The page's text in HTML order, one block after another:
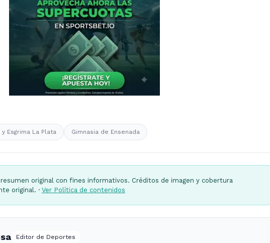
Esgrima La Plata Gimnasia de Ensenada
original con fines informativos. Créditos de imagen y cobertura
original. · Ver Política de contenidos
Editor de Deportes